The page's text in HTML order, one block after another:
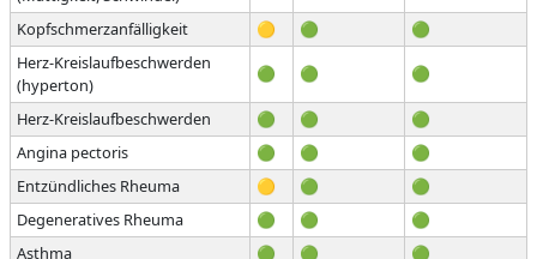
Kopfschmerzanfälligkeit 🟡 🟢
🟢
Herz-Kreislaufbeschwerden
(hyperton)
🟢 🟢 🟢
Herz-Kreislaufbeschwerden 🟢 🟢
🟢
Angina pectoris
🟢 🟢
🟢
Entzündliches Rheuma
🟡 🟢
🟢
Degeneratives Rheuma
🟢 🟢
🟢
Asthma
🟢 🟢
🟢